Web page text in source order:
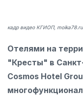
кадр видео КГИОП, moika78.ru
Отелями на
"Кресты" в
Cosmos Hotel